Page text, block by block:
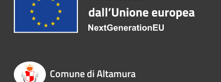
Comune di Altamura